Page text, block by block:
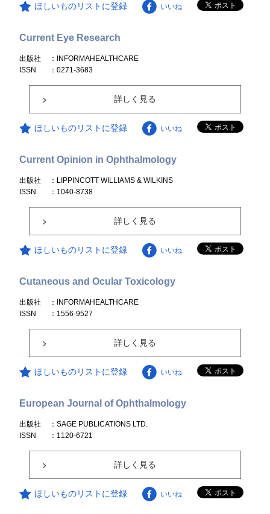
ほしいものリストに登録 いいね
Current Eye Research
出版社
：INFORMAHEALTHCARE
ISSN
：0271-3683
詳しく見る
ほしいものリストに登録 いいね
Current Opinion in Ophthalmology
出版社
：LIPPINCOTT WILLIAMS & WILKINS
ISSN
：1040-8738
詳しく見る
ほしいものリストに登録 いいね
Cutaneous and Ocular Toxicology
出版社
：INFORMAHEALTHCARE
ISSN
：1556-9527
詳しく見る
ほしいものリストに登録 いいね
European Journal of Ophthalmology
出版社
：SAGE PUBLICATIONS LTD.
ISSN
：1120-6721
詳しく見る
ほしいものリストに登録 いいね